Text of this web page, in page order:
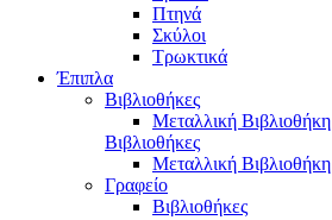
Πτηνά
Σκύλοι
Τρωκτικά
Έπιπλα
Βιβλιοθήκες
Μεταλλική Βιβλιοθήκη
Βιβλιοθήκες
Μεταλλική Βιβλιοθήκη
Γραφείο
Βιβλιοθήκες